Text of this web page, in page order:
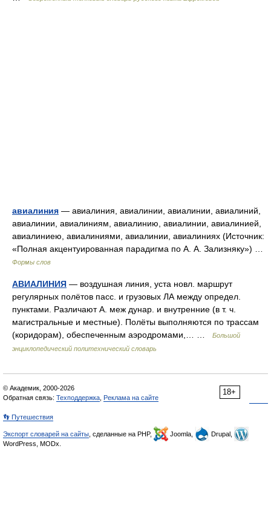
авиалиния — авиалиния, авиалинии, авиалинии, авиалиний,
авиалинии, авиалиниям, авиалинию, авиалинии, авиалинией,
авиалиниею, авиалиниями, авиалинии, авиалиниях (Источник:
«Полная акцентуированная парадигма по А. А. Зализняку») …
Формы слов
АВИАЛИНИЯ — воздушная линия, уста новл. маршрут
регулярных полётов пасс. и грузовых ЛА между определ.
пунктами. Различают А. меж дунар. и внутренние (в т. ч.
магистральные и местные). Полёты выполняются по трассам
(коридорам), обеспеченным аэродромами,… …
Большой
энциклопедический политехнический словарь
18+
© Академик, 2000-2026
Обратная связь: Техподдержка Реклама на сайте
👣 Путешествия
Экспорт словарей на сайты , сделанные на PHP, Joomla,
Drupal,
WordPress, MODx.